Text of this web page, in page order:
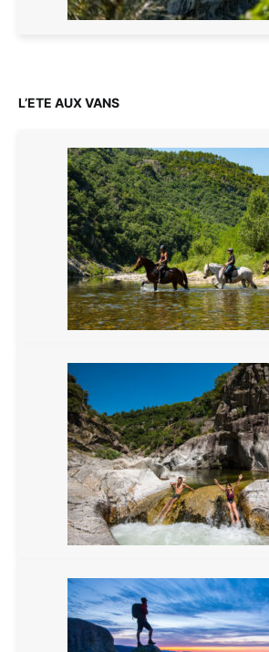
L’ETE AUX VANS